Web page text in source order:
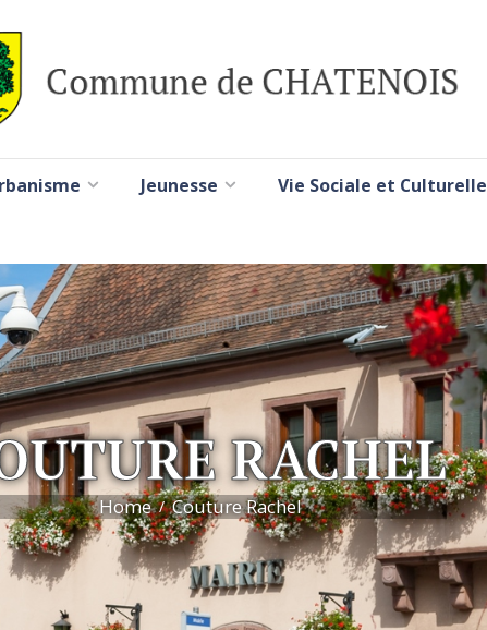
Jeunesse Vie Sociale et Culturelle
RACHEL
Home Couture Rachel